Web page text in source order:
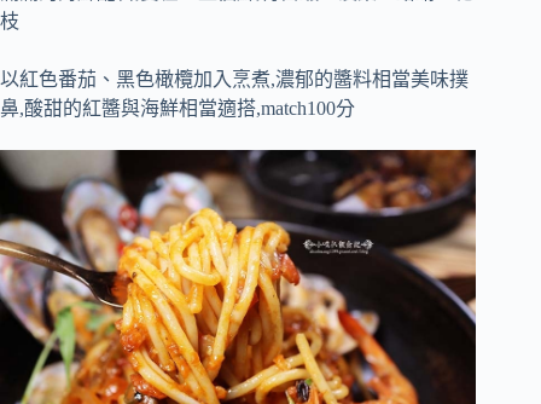
枝
以紅色番茄、黑色橄欖加入烹煮,濃郁的醬料相當美味撲
鼻,酸甜的紅醬與海鮮相當適搭,match100分